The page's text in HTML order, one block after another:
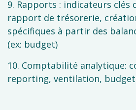
9. Rapports : indicateurs clés
rapport de trésorerie,
spécifiques à partir des
(ex: budget)
10. Comptabilité analytique:
reporting, ventilation,